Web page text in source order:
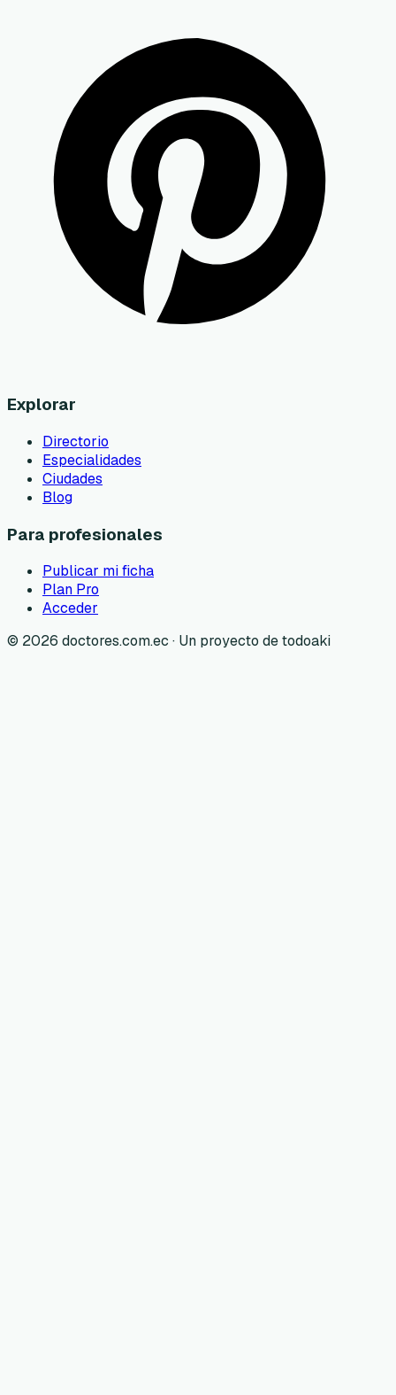
Explorar
Directorio
Especialidades
Ciudades
Blog
Para profesionales
Publicar mi ficha
Plan Pro
Acceder
© 2026 doctores.com.ec · Un proyecto de todoaki